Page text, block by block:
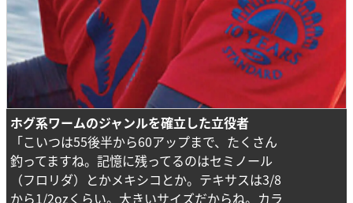
ホグ系ワームのジャンルを確立した立役者
「こいつは55後半から60アップまで、たくさん
釣ってますね。記憶に残ってるのはセミノール
（フロリダ）とかメキシコとか。テキサスは3/8
から1/2ozくらい。大きいサイズだからね。カラ